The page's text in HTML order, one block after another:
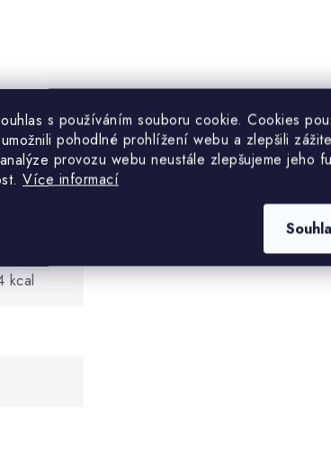
s používáním souboru cookie. Cookies
pohodlné prohlížení webu a zlepšili
provozu webu neustále zlepšujeme jeho
Více informací
EU/mimo
kcal